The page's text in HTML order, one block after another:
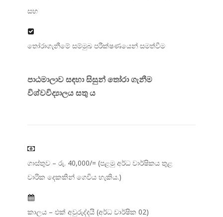
සහ
තෝරාගැනීමේ සම්මුඛ පරීක්ෂණයෙන් සමත්වීම
පාඨමාලාව සඳහා සිසුන් තෝරා ගැනීම
විශ්වවිද්‍යාලය සතු ය
ගාස්තුව – රු. 40,000/= (පළමු අර්ධ වාර්ෂිකය තුළ
වාරික දෙකකින් ගෙවිය හැකිය.)
කාලය – එක් අවුරුද්දයි (අර්ධ වාර්ෂික 02)